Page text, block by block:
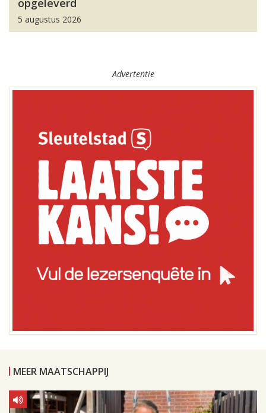
opgeleverd
5 augustus 2026
Advertentie
MEER MAATSCHAPPIJ